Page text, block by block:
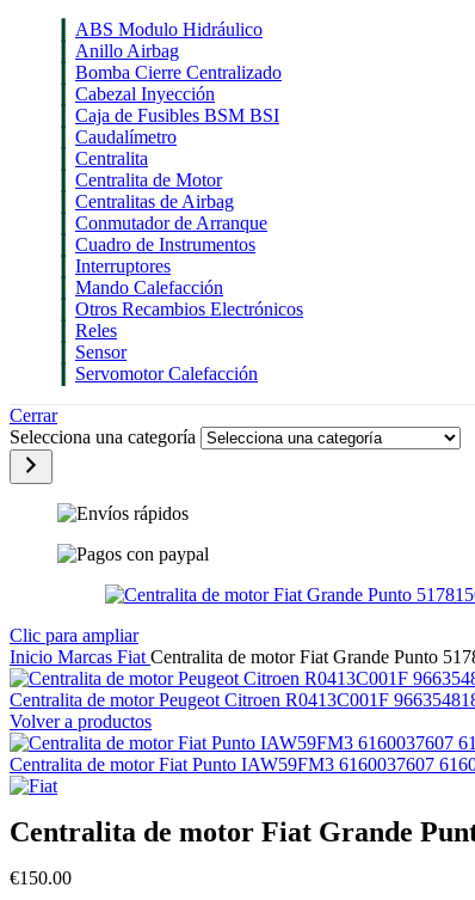
ABS Modulo Hidráulico
Anillo Airbag
Bomba Cierre Centralizado
Cabezal Inyección
Caja de Fusibles BSM BSI
Caudalímetro
Centralita
Centralita de Motor
Centralitas de Airbag
Conmutador de Arranque
Cuadro de Instrumentos
Interruptores
Mando Calefacción
Otros Recambios Electrónicos
Reles
Sensor
Servomotor Calefacción
Cerrar
Selecciona una categoría
Clic para ampliar
Inicio Marcas Fiat Centralita de motor Fiat Grande Punto
Centralita de motor Peugeot Citroen R0413C001F
Volver a productos
Centralita de motor Fiat Punto IAW59FM3 6160037607
Centralita de motor Fiat Grande
€150.00